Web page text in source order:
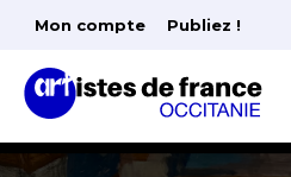
Mon compte Publiez !